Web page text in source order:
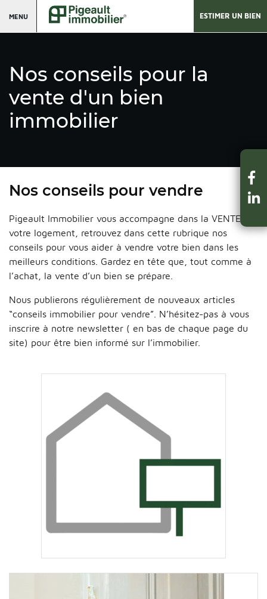
MENU ESTIMER UN BIEN
Nos conseils pour la
vente d'un bien
immobilier
Nos conseils pour vendre
Pigeault Immobilier vous accompagne dans la VENTE de
votre logement, retrouvez dans cette rubrique nos
conseils pour vous aider à vendre votre bien dans les
meilleurs conditions. Gardez en tête que, tout comme à
l’achat, la vente d’un bien se prépare.
Nous publierons régulièrement de nouveaux articles
“conseils immobilier pour vendre”. N’hésitez-pas à vous
inscrire à notre newsletter ( en bas de chaque page du
site) pour être bien informé sur l’immobilier.